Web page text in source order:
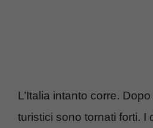
L’Italia intanto corre.
turistici sono tornati forti. I